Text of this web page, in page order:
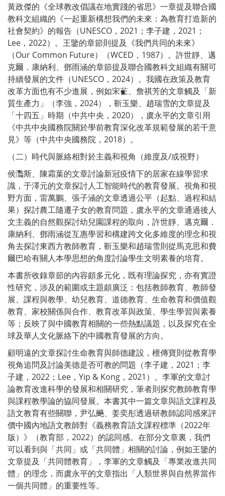
黃政傑的《全球教改倡議在地實踐的省思》一章提及聯合國
教科文組織的《一起重新構想我們的未來：為教育打造新的
社會契約》的報告（UNESCO，2021；李子建，2021；
Lee，2022）。王鑒的章節則提及《我們共同的未來》
（Our Common Future）（WCED，1987）。許世靜、邁
克爾．康納利、鄧雨涵的章節提及聯合國教科文組織有關可
持續發展的文件（UNESCO，2024）。我國在政策及教育
改革方面也有不少進展，例如宋雈、詹祺芳的文章觸及「新
質生產力」（李強，2024），靳玉樂、趙瑞雪的文章提及
「十四五」時期（中共中央，2020），虞永平的文章引用
《中共中央國務院關於學前教育深化改革規範發展的若干意
見》等（中共中央國務院，2018）。
（二）時代與脈絡相對於主義和視角（維度及/或視野）
侯灩斯、陳霜葉的文章討論新冠疫情下的居家在線學習求
識，于澤元的文章探討人工智能時代的教育發展。視角和視
野方面，雷萬鵬、張子涵的文章透過公平（起點、過程和結
果）探討農工隨遷子女的教育問題，虞永平的文章通過後人
文主義的自然觀探討幼兒園課程的取向，許世靜、邁克爾．
康納利、鄧雨涵從互惠學習和構建跨文化多維度的理念和視
角去探討東西方教師教育，靳玉樂和趙瑞雪則從馬克思和費
爾巴哈有關人本學思想的角度討論學生文明素養的培育。
本書所收錄章節的內容頗多元化，既有理論探究，亦有實證
性研究，涉及的範圍或主題頗廣泛：包括教師教育、教師發
展、課程與教學、幼兒教育、道德教育、生命教育和價值觀
教育、家校關係與合作、教育改革與政策、學生學習與素養
等；反映了與中國教育相關的一些熱點議題，以及探究在全
球及華人文化脈絡下的中國教育發展的方向。
顧明遠的文章探討生命教育與師德建設，檀傳寶則從教育學
視角追問及討論美德是否可教的問題（李子建，2021；李
子建，2022；Lee，Yip & Kong，2021）。李軍的文章討
論教育改進科學的發展和相關研究，筆者則探究教師教育學
與課程教學論的協同發展。本書其中一篇文章與語文課程及
語文教育有些關聯，尹弘飈、姜奕彤透過研教師認同感來評
價中國內地語文教師對《義務教育語文課程標準（2022年
版）》（教育部，2022）的認同感。在部分文章裏，我們
可以看到與「共同」或「共同體」相關的討論，例如王鑒的
文章提及「共同體教育」，李軍的文章觸及「專業改進共同
體」的理念，而虞永平的文章指出「人類世界與自然界當作
一個共同體」的重要性等。